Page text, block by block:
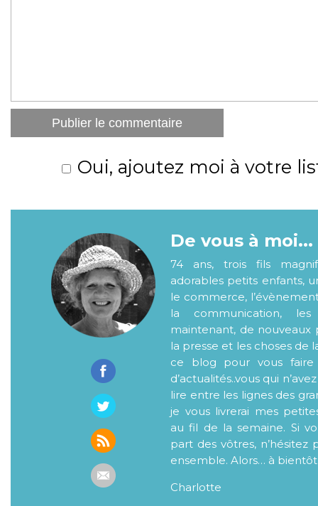
Oui, ajoutez moi à votre
De vous à moi...
74 ans, trois fils
adorables petits enfants,
le commerce,
la communication,
maintenant, de nouveaux
la presse et les choses de
ce blog pour vous faire
d’actualités..vous qui
lire entre les lignes des
je vous livrerai mes
au fil de la semaine. Si
part des vôtres, n’hésitez
ensemble. Alors… à bientôt
Charlotte